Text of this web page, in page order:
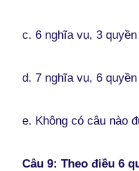
c. 6 nghĩa vụ, 3 quyền
d. 7 nghĩa vụ, 6 quyền
e. Không có câu nào
Câu 9: Theo điều 6